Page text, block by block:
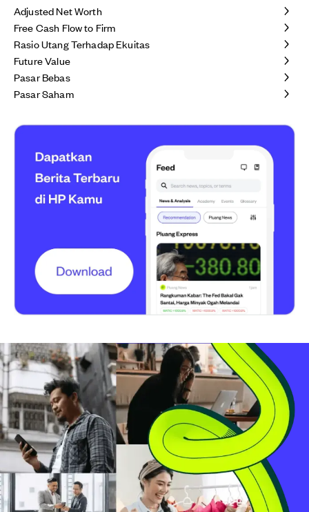
Adjusted Net Worth
Free Cash Flow to Firm
Rasio Utang Terhadap Ekuitas
Future Value
Pasar Bebas
Pasar Saham